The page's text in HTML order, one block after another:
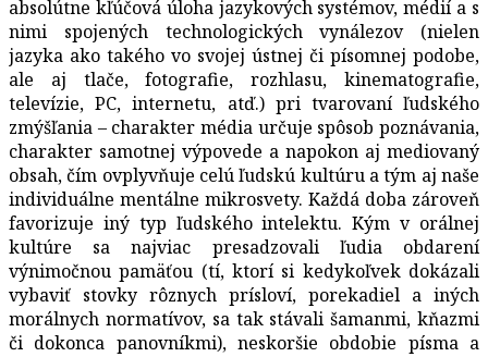
absolútne kľúčová úloha jazykových systémov, médií a s
nimi spojených technologických vynálezov (nielen
jazyka ako takého vo svojej ústnej či písomnej podobe,
ale aj tlače, fotografie, rozhlasu, kinematografie,
televízie, PC, internetu, atď.) pri tvarovaní ľudského
zmýšľania – charakter média určuje spôsob poznávania,
charakter samotnej výpovede a napokon aj mediovaný
obsah, čím ovplyvňuje celú ľudskú kultúru a tým aj naše
individuálne mentálne mikrosvety. Každá doba zároveň
favorizuje iný typ ľudského intelektu. Kým v orálnej
kultúre sa najviac presadzovali ľudia obdarení
výnimočnou pamäťou (tí, ktorí si kedykoľvek dokázali
vybaviť stovky rôznych prísloví, porekadiel a iných
morálnych normatívov, sa tak stávali šamanmi, kňazmi
či dokonca panovníkmi), neskoršie obdobie písma a